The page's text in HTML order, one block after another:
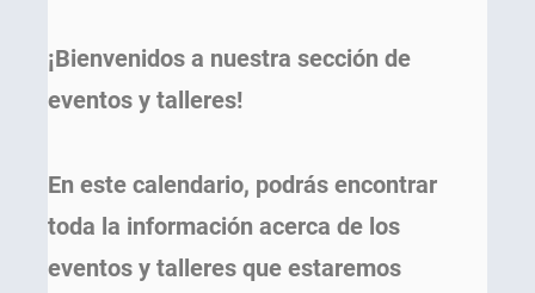
¡Bienvenidos a nuestra sección de
eventos y talleres!
En este calendario, podrás encontrar
toda la información acerca de los
eventos y talleres que estaremos